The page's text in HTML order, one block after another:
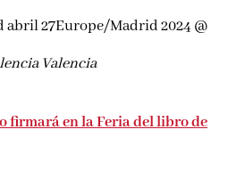
abril 27Europe/Madrid 2024 @
Valencia
firmará en la Feria del libro de